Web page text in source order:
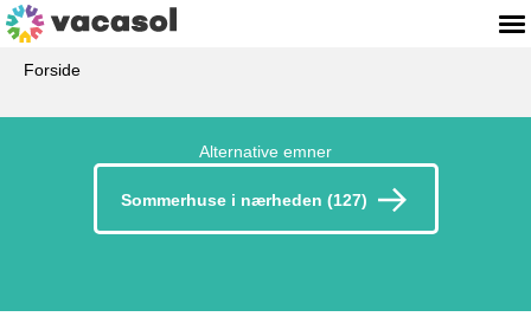
Forside
Alternative emner
Sommerhuse i nærheden (127)